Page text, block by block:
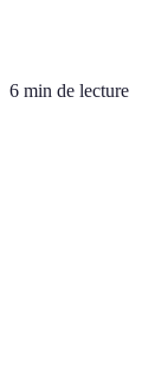
6 min de lecture